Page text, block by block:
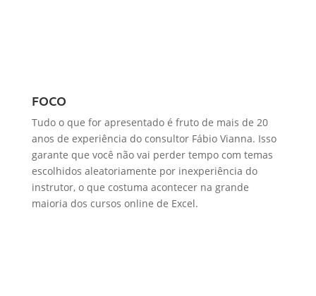
FOCO
Tudo o que for apresentado é fruto de mais de 20
anos de experiência do consultor Fábio Vianna. Isso
garante que você não vai perder tempo com temas
escolhidos aleatoriamente por inexperiência do
instrutor, o que costuma acontecer na grande
maioria dos cursos online de Excel.